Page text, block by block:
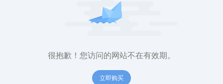
很抱歉！您访问的网站不在有效期。
立即购买